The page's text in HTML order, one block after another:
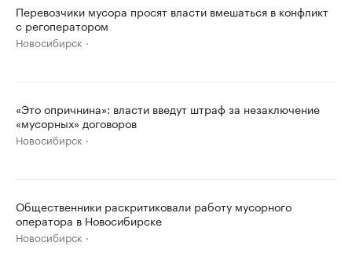
Перевозчики мусора просят власти вмешаться в конфликт
с регоператором
Новосибирск
«Это опричнина»: власти введут штраф за незаключение
«мусорных» договоров
Новосибирск
Общественники раскритиковали работу мусорного
оператора в Новосибирске
Новосибирск